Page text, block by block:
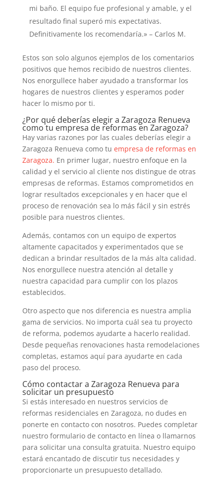
mi baño. El equipo fue profesional y amable, y el
resultado final superó mis expectativas.
Definitivamente los recomendaría.» – Carlos M.
Estos son solo algunos ejemplos de los comentarios
positivos que hemos recibido de nuestros clientes.
Nos enorgullece haber ayudado a transformar los
hogares de nuestros clientes y esperamos poder
hacer lo mismo por ti.
¿Por qué deberías elegir a Zaragoza Renueva
como tu empresa de reformas en Zaragoza?
Hay varias razones por las cuales deberías elegir a
Zaragoza Renueva como tu empresa de reformas en
Zaragoza. En primer lugar, nuestro enfoque en la
calidad y el servicio al cliente nos distingue de otras
empresas de reformas. Estamos comprometidos en
lograr resultados excepcionales y en hacer que el
proceso de renovación sea lo más fácil y sin estrés
posible para nuestros clientes.
Además, contamos con un equipo de expertos
altamente capacitados y experimentados que se
dedican a brindar resultados de la más alta calidad.
Nos enorgullece nuestra atención al detalle y
nuestra capacidad para cumplir con los plazos
establecidos.
Otro aspecto que nos diferencia es nuestra amplia
gama de servicios. No importa cuál sea tu proyecto
de reforma, podemos ayudarte a hacerlo realidad.
Desde pequeñas renovaciones hasta remodelaciones
completas, estamos aquí para ayudarte en cada
paso del proceso.
Cómo contactar a Zaragoza Renueva para
solicitar un presupuesto
Si estás interesado en nuestros servicios de
reformas residenciales en Zaragoza, no dudes en
ponerte en contacto con nosotros. Puedes completar
nuestro formulario de contacto en línea o llamarnos
para solicitar una consulta gratuita. Nuestro equipo
estará encantado de discutir tus necesidades y
proporcionarte un presupuesto detallado.